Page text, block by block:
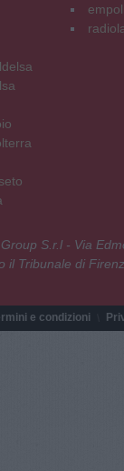
S.r.l - Via
Tribunale di
e condizioni